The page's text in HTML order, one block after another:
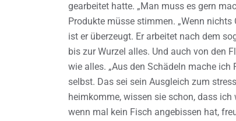
gearbeitet hatte. „Man muss es gern
Produkte müsse stimmen. „Wenn nichts
ist er überzeugt. Er arbeitet nach dem
bis zur Wurzel alles. Und auch von den
wie alles. „Aus den Schädeln mache ich
selbst. Das sei sein Ausgleich zum
heimkomme, wissen sie schon, dass
wenn mal kein Fisch angebissen hat,